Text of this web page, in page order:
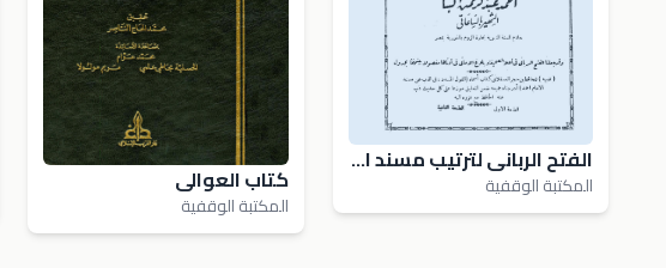
الفتح الربانى لترتيب مسند الإمام أحمد إبن حنبل
المكتبة الوقفية كتاب العوالى
المكتبة الوقفية